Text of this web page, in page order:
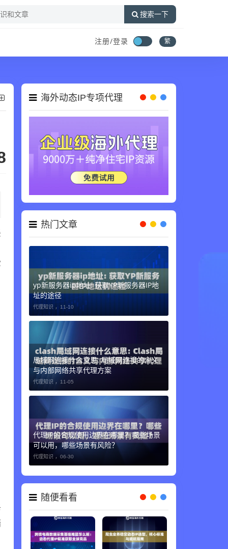
搜索一下
注册/登录 繁
海外动态IP专项代理
热门文章
yp新服务器ip地址: 获取YP新服务器IP地
址的途径
代理知识 ， 11-10
局域网连接什么意思: 局域网连接的含义
与内部网络共享代理方案
代理知识 ， 11-05
代理IP的合规使用边界在哪里？哪些场景
可以用，哪些场景有风险？
代理知识 ， 06-30
随便看看